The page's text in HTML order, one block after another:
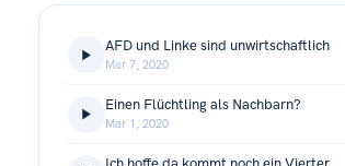
AFD und Linke sind unwirtschaftlich
Mar 7, 2020
Einen Flüchtling als Nachbarn?
Mar 1, 2020